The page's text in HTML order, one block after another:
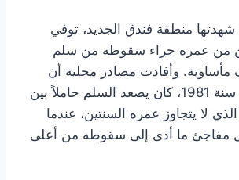
منطقة فندق الجديد، توفي
من عمره جراء سقوطه من سلم
وأفادت مصادر محلية أن
الضحية، المولود سنة 1981، كان يصعد السلم حاملاً بين
الذي لا يتجاوز عمره السنتين، عندما
مفاجئ ما أدى إلى سقوطه من أعلى